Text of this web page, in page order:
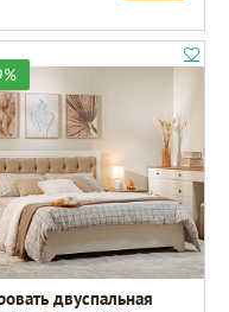
двуспальная